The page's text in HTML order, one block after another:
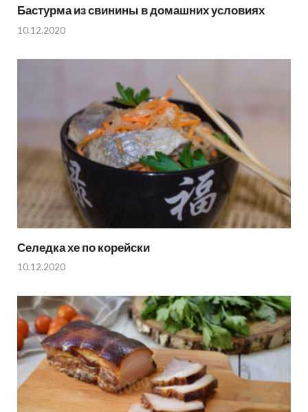
Бастурма из свинины в домашних условиях
10.12.2020
Селедка хе по корейски
10.12.2020